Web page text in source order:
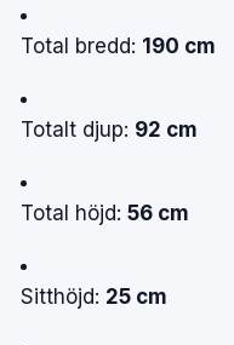
Total bredd: 190 cm
Totalt djup: 92 cm
Total höjd: 56 cm
Sitthöjd: 25 cm